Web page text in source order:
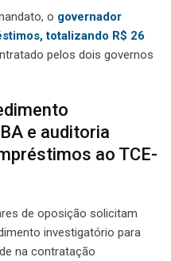
o governador
totalizando R$ 26
pelos dois governos
e auditoria
ao TCE-
de oposição solicitam
investigatório para
na contratação